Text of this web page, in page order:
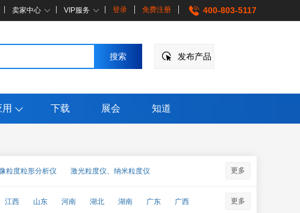
卖家中心 VIP服务 登录 免费注册 400-803-5117
发布产品
下载 展会 知道
粒度粒形分析仪 激光粒度仪、纳米粒度仪 更多
江西 山东 河南 湖北 湖南 广东 广西 更多